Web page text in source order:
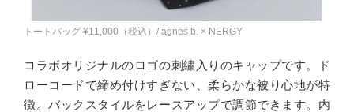
トートバッグ ¥11,000（税込）/ agnes b. × NERGY
コラボオリジナルのロゴの刺繍入りのキャップです。ド
ローコードで締め付けすぎない、柔らかな被り心地が特
徴。バックスタイルをレースアップで調節できます。内